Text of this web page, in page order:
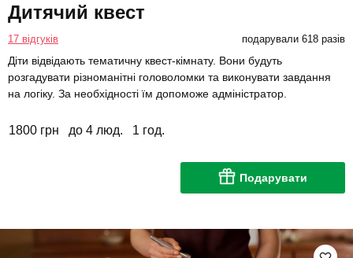
Дитячий квест
17 відгуків подарували 618 разів
Діти відвідають тематичну квест-кімнату. Вони будуть
розгадувати різноманітні головоломки та виконувати завдання
на логіку. За необхідності їм допоможе адміністратор.
1800 грн до 4 люд. 1 год.
Подарувати